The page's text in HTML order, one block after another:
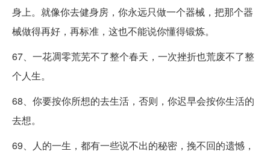
身上。就像你去健身房，你永远只做一个器械，把那个器
械做得再好，再标准，这也不能说你懂得锻炼。
67、一花凋零荒芜不了整个春天，一次挫折也荒废不了整
个人生。
68、你要按你所想的去生活，否则，你迟早会按你生活的
去想。
69、人的一生，都有一些说不出的秘密，挽不回的遗憾，